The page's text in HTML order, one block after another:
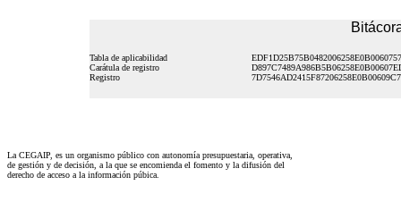
Tabla de aplicabilidad
Carátula de registro
Registro
La CEGAIP, es un organismo público con autonomía presupuestaria, operativa,
de gestión y de decisión, a la que se encomienda el fomento y la difusión del
derecho de acceso a la información púbica.